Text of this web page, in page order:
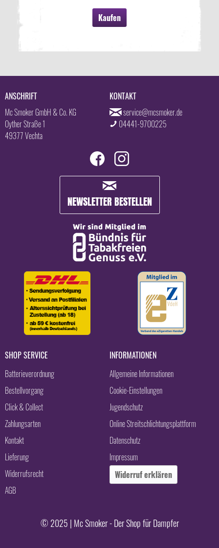
Kaufen
ANSCHRIFT
Mc Smoker GmbH & Co. KG
Oyther Straße 1
49377 Vechta
KONTAKT
service@mcsmoker.de
04441-9700225
NEWSLETTER BESTELLEN
SHOP SERVICE
Batterieverordnung
Bestellvorgang
Click & Collect
Zahlungsarten
Kontakt
Lieferung
Widerrufsrecht
AGB
INFORMATIONEN
Allgemeine Informationen
Cookie-Einstellungen
Jugendschutz
Online Streitschlichtungsplattform
Datenschutz
Impressum
Widerruf erklären
© 2025 | Mc Smoker - Der Shop für Dampfer